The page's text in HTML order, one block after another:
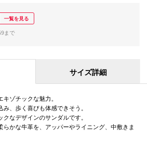
一覧を見る
まで
サイズ詳細
ゾチックな魅力。
、歩く喜びも体感できそう。
クなデザインのサンダルです。
らかな牛革を、アッパーやライニング、中敷きま